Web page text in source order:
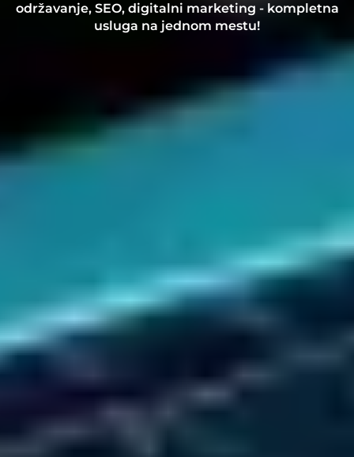
održavanje, SEO, digitalni marketing - kompletna
usluga na jednom mestu!